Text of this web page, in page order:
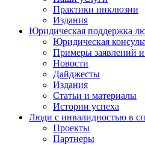
Практики инклюзии
Издания
Юридическая поддержка
Юридическая
Примеры заявлений
Новости
Дайджесты
Издания
Статьи и материалы
Истории успеха
Люди с инвалидностью в
Проекты
Партнеры